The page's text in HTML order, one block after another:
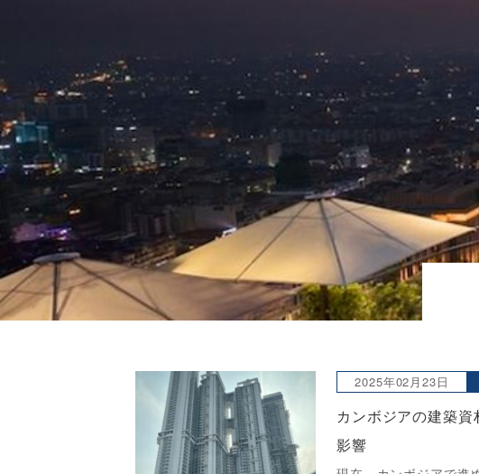
2025年02月23日
カンボジアの建築
影響